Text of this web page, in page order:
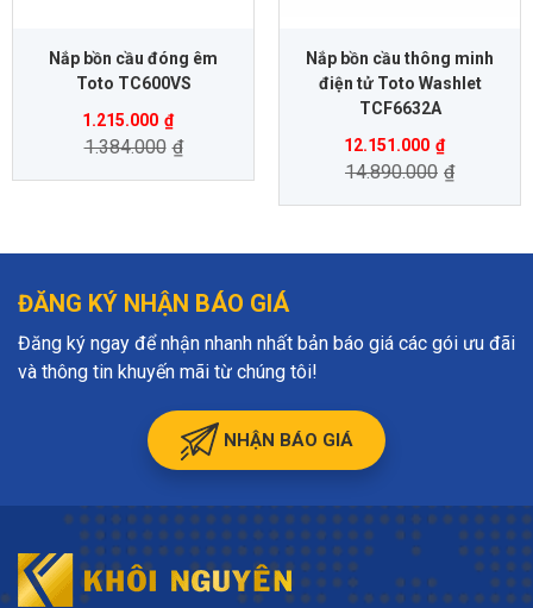
Nắp bồn cầu đóng êm
Toto TC600VS
1.215.000 ₫
1.384.000 ₫
Nắp bồn cầu thông minh
điện tử Toto Washlet
TCF6632A
12.151.000 ₫
14.890.000 ₫
ĐĂNG KÝ NHẬN BÁO GIÁ
Đăng ký ngay để nhận nhanh nhất bản báo giá các gói ưu đãi
và thông tin khuyến mãi từ chúng tôi!
NHẬN BÁO GIÁ